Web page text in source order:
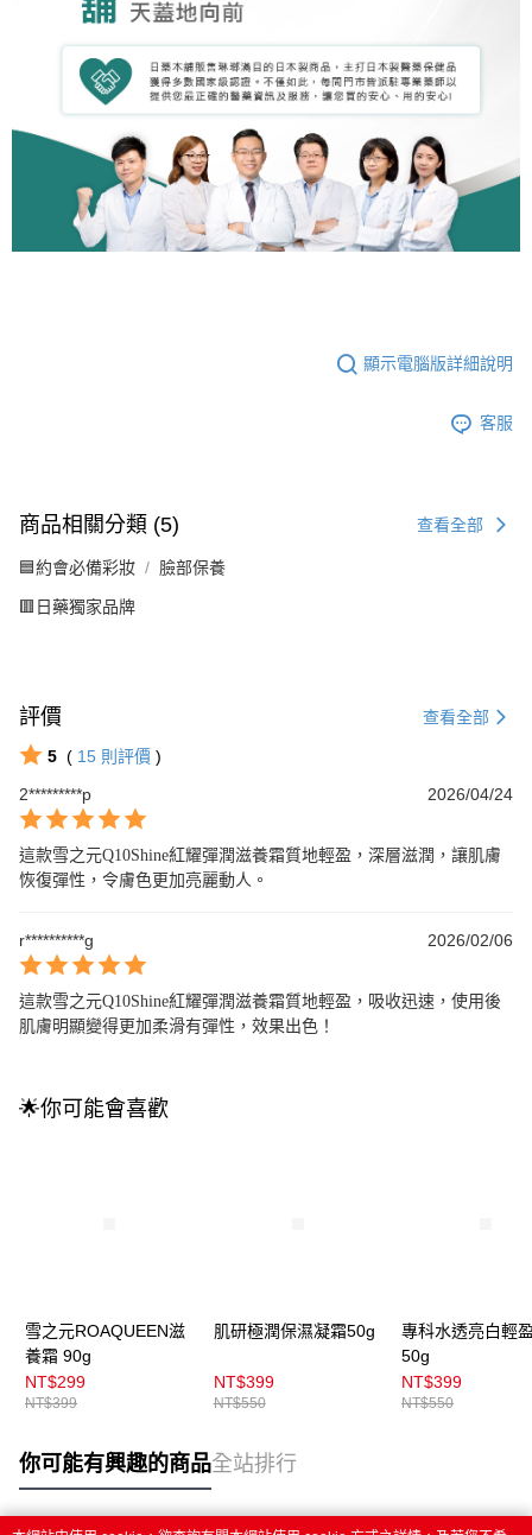
顯示電腦版詳細說明
客服
商品相關分類 (5) 查看全部
🟦約會必備彩妝 臉部保養
🟥日藥獨家品牌
評價 查看全部
5 ( 15 則評價 )
2*********p
2026/04/24
這款雪之元Q10Shine紅耀彈潤滋養霜質地輕盈，深層滋潤，讓肌膚
恢復彈性，令膚色更加亮麗動人。
r**********g 2026/02/06
這款雪之元Q10Shine紅耀彈潤滋養霜質地輕盈，吸收迅速，使用後
肌膚明顯變得更加柔滑有彈性，效果出色！
🌟你可能會喜歡
雪之元ROAQUEEN滋
養霜 90g
NT$299
NT$399
肌研極潤保濕凝霜50g
NT$399
NT$550
專科水透亮白輕
50g
NT$399
NT$550
你可能有興趣的商品全站排行